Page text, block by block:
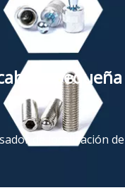
de localización